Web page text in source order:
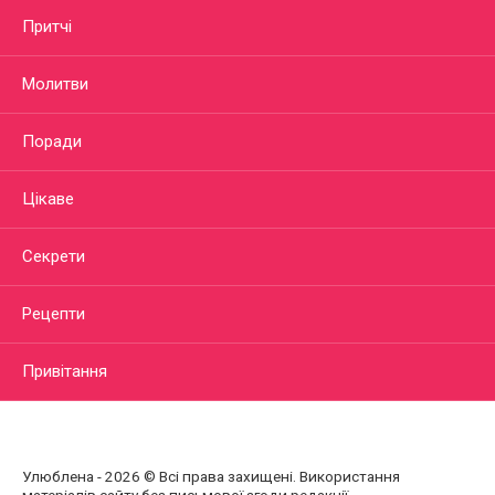
Притчі
Молитви
Поради
Цікаве
Секрети
Рецепти
Привітання
Улюблена - 2026 © Всі права захищені. Використання